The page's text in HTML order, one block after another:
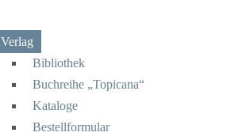
Verlag
Bibliothek
Buchreihe „Topicana“
Kataloge
Bestellformular